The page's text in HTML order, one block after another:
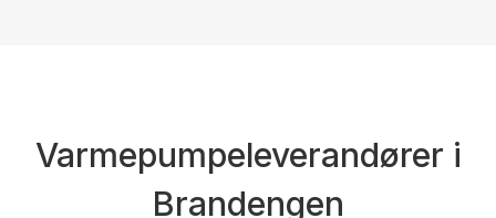
Varmepumpeleverandører i
Brandengen